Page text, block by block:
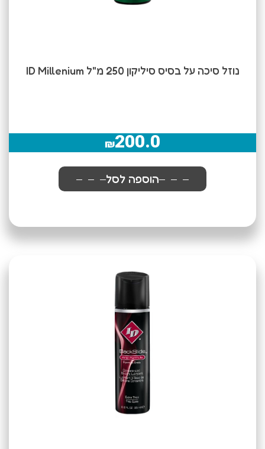
נוזל סיכה על בסיס סיליקון 250 מ"ל ID Millenium
₪200.0
הוספה לסל